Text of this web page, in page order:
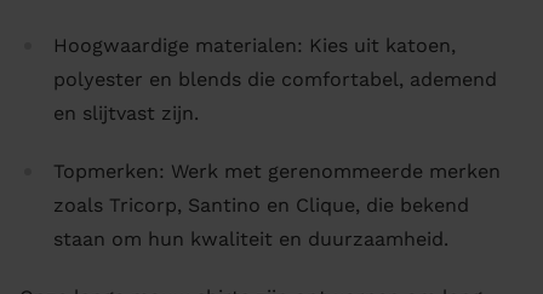
Hoogwaardige materialen: Kies uit katoen,
polyester en blends die comfortabel, ademend
en slijtvast zijn.
Topmerken: Werk met gerenommeerde merken
zoals Tricorp, Santino en Clique, die bekend
staan om hun kwaliteit en duurzaamheid.